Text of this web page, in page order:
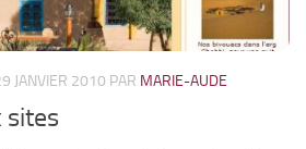
JANVIER 2010 PAR MARIE-AUDE
sites